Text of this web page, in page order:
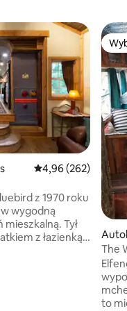
434
Wybór gości
Średnia ocena:
4,96 (262)
z 1970 roku
wygodną
Tył
z łazienką,
The
to